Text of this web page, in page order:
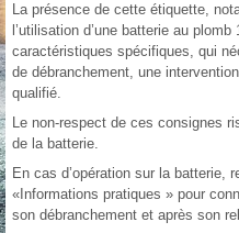
La présence de cette étiquette,
l’utilisation d’une batterie au
caractéristiques spécifiques, qui
de débranchement, une
qualifié.
Le non-respect de ces consignes
de la batterie.
En cas d’opération sur la batterie,
«Informations pratiques » pour
son débranchement et après son